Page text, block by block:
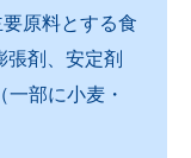
原料とする食
張剤、安定剤
一部に小麦・